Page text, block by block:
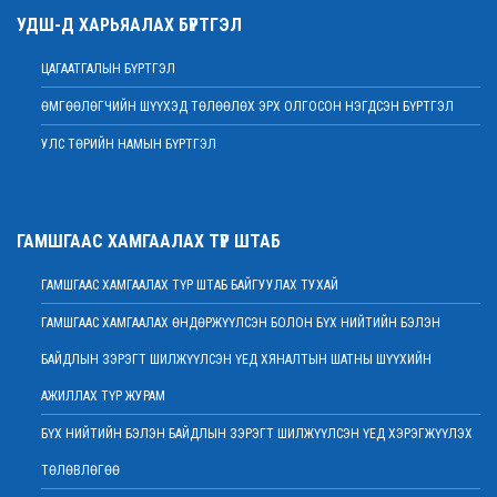
Дээд шүүхийн нийт шүүгчийн хуралдаан болно
МЭНДЧИЛГЭЭ
2022 оны 02 сарын 01
Дээд шүүхийн Тамгын газрын ажилтнуудын 82 хувь нь ХАСХОМ мэдүүлээд
МЭДЭГДЭЛ
2022 оны 01 сарын 20
Ерөнхий шүүгч Д.Ганзориг Европын Холбооноос Монгол Улсад суугаа
Элчин сайдтай хамтын ажиллагааны талаар санал солилцов
2022 оны 01 сарын 19
Үндсэн хуулийн цэцийн гишүүнд нэр дэвшигчийн материал хүлээн авах
2022 оны 01 сарын 19
УДШ-Д ХАРЬЯАЛАХ БҮРТГЭЛ
ЦАГААТГАЛЫН БҮРТГЭЛ
ӨМГӨӨЛӨГЧИЙН ШҮҮХЭД ТӨЛӨӨЛӨХ ЭРХ ОЛГОСОН НЭГДСЭН БҮРТГЭЛ
УЛС ТӨРИЙН НАМЫН БҮРТГЭЛ
ГАМШГААС ХАМГААЛАХ ТҮР ШТАБ
ГАМШГААС ХАМГААЛАХ ТҮР ШТАБ БАЙГУУЛАХ ТУХАЙ
ГАМШГААС ХАМГААЛАХ ӨНДӨРЖҮҮЛСЭН БОЛОН БҮХ НИЙТИЙН БЭЛЭН
БАЙДЛЫН ЗЭРЭГТ ШИЛЖҮҮЛСЭН ҮЕД ХЯНАЛТЫН ШАТНЫ ШҮҮХИЙН
АЖИЛЛАХ ТҮР ЖУРАМ
БҮХ НИЙТИЙН БЭЛЭН БАЙДЛЫН ЗЭРЭГТ ШИЛЖҮҮЛСЭН ҮЕД ХЭРЭГЖҮҮЛЭХ
ТӨЛӨВЛӨГӨӨ